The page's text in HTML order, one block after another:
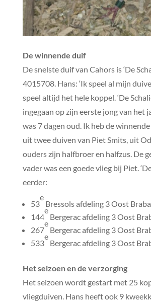
De winnende duif
De snelste duif van Cahors is ‘De
4015708. Hans: ‘Ik speel al mijn
speel altijd het hele koppel. ‘De
ingegaan op zijn eerste jong van het
was 7 dagen oud. Ik heb de
uit twee duiven van Piet Smits, uit
ouders zijn halfbroer en halfzus. De
vader was een goede vlieg bij Piet.
eerder:
53
e
Bressols afdeling 3 Oost
144
e
Bergerac afdeling 3 Oost
267
e
Bergerac afdeling 3 Oost
533
e
Bergerac afdeling 3 Oost
Het seizoen en de verzorging
Het seizoen wordt gestart met 25
vliegduiven. Hans heeft ook 9